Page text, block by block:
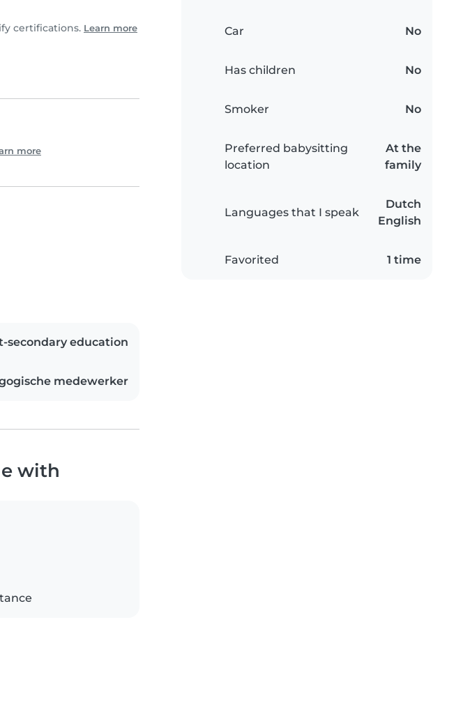
certifications. Learn more
more
Car No
Has children No
Smoker No
Preferred babysitting
location
At the
family
Languages that I speak
Dutch
English
Favorited 1 time
secondary education
medewerker
with